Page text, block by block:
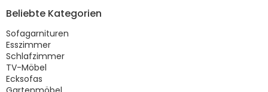
Beliebte Kategorien
Sofagarnituren
Esszimmer
Schlafzimmer
TV-Möbel
Ecksofas